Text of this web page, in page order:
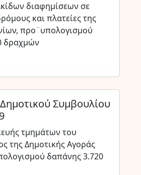
διαφημίσεων σε
και πλατείες της
προ¨υπολογισμού
δραχμών
Συμβουλίου
τμημάτων του
της Δημοτικής Αγοράς
δαπάνης 3.720